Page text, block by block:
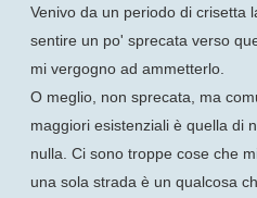
Venivo da un periodo di crisetta
sentire un po' sprecata verso
mi vergogno ad ammetterlo.
O meglio, non sprecata, ma
maggiori esistenziali è quella di
nulla. Ci sono troppe cose che
una sola strada è un qualcosa